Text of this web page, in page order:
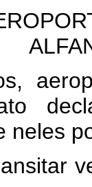
neles